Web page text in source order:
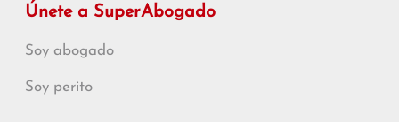
Únete a SuperAbogado
Soy abogado
Soy perito